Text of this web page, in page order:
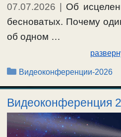
07.07.2026
Об
бесноватых. Почему
об одном …
Рубрики
Видеоконференции-2026
Видеоконференция